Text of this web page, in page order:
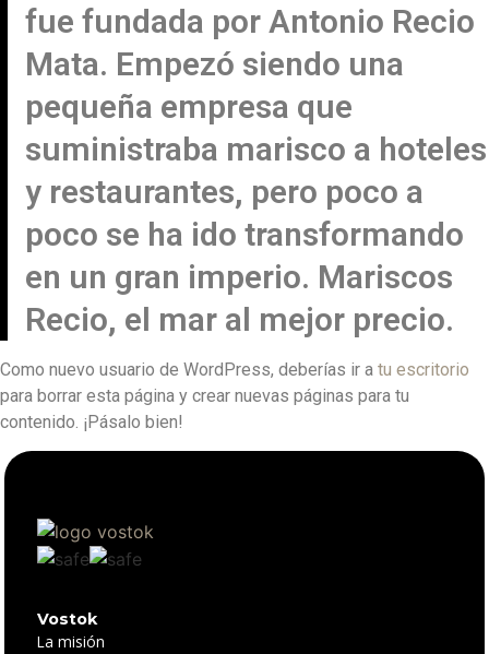
fue fundada por Antonio Recio
Mata. Empezó siendo una
pequeña empresa que
suministraba marisco a hoteles
y restaurantes, pero poco a
poco se ha ido transformando
en un gran imperio. Mariscos
Recio, el mar al mejor precio.
Como nuevo usuario de WordPress, deberías ir a tu escritorio
para borrar esta página y crear nuevas páginas para tu
contenido. ¡Pásalo bien!
Vostok
La misión